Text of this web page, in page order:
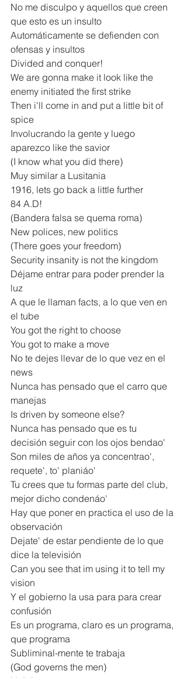
No me disculpo y aquellos que creen
que esto es un insulto
Automáticamente se defienden con
ofensas y insultos
Divided and conquer!
We are gonna make it look like the
enemy initiated the first strike
Then i'll come in and put a little bit of
spice
Involucrando la gente y luego
aparezco like the savior
(I know what you did there)
Muy similar a Lusitania
1916, lets go back a little further
84 A.D!
(Bandera falsa se quema roma)
New polices, new politics
(There goes your freedom)
Security insanity is not the kingdom
Déjame entrar para poder prender la
luz
A que le llaman facts, a lo que ven en
el tube
You got the right to choose
You got to make a move
No te dejes llevar de lo que vez en el
news
Nunca has pensado que el carro que
manejas
Is driven by someone else?
Nunca has pensado que es tu
decisión seguir con los ojos bendao'
Son miles de años ya concentrao',
requete', to' planiáo'
Tu crees que tu formas parte del club,
mejor dicho condenáo'
Hay que poner en practica el uso de la
observación
Dejate' de estar pendiente de lo que
dice la televisión
Can you see that im using it to tell my
vision
Y el gobierno la usa para para crear
confusión
Es un programa, claro es un programa,
que programa
Subliminal-mente te trabaja
(God governs the men)